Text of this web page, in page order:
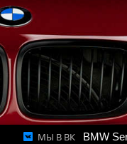
МЫ В ВК BMW